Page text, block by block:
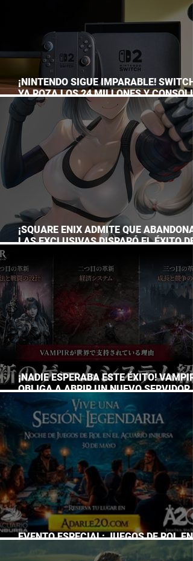
¡NINTENDO SIGUE IMPARABLE! SWITCH
YA ROZA LOS 24 MILLONES Y
EL DOMINIO DE LA GRAN N
¡SQUARE ENIX ADMITE QUE
LAS EXCLUSIVAS DISPARÓ EL ÉXITO DE
¡NADIE ESPERABA ESTE ÉXITO! VAMPIR
OBLIGA A ABRIR UN NUEVO SERVIDOR
JAPÓN A SOLO DOS DÍAS DE SU
LANZAMIENTO
EVENTO ESPECIAL: JUEGOS DE ROL EN